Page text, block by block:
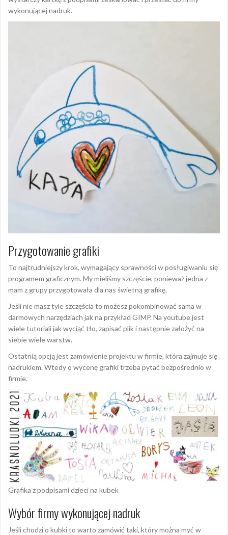
wykonującej nadruk.
Przygotowanie grafiki
To najtrudniejszy krok, wymagający sprawności w posługiwaniu się
programem graficznym. My mieliśmy szczęście, ponieważ jedna z
mam z grupy przygotowała dla nas świetną grafikę.
Jeśli nie masz tyle szczęścia to możesz pokombinować sama w
darmowych narzędziach jak na przykład GIMP. Na youtube jest
wiele tutoriali jak wyciąć tło, zapisać plik i następnie założyć na
siebie wiele warstw.
Ostatnią opcją jest zamówienie projektu w firmie, która zajmuje się
nadrukiem. Wtedy o wycenę grafiki trzeba pytać bezpośrednio w
firmie.
Grafika z podpisami dzieci na kubek
Wybór firmy wykonującej nadruk
Jeśli chodzi o kubki to warto zamówić taki, który można myć w